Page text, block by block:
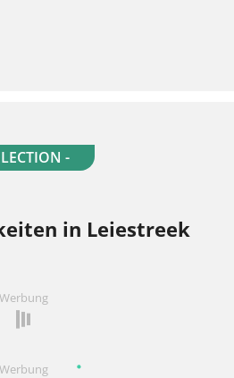
-
in Leiestreek
Werbung
Werbung